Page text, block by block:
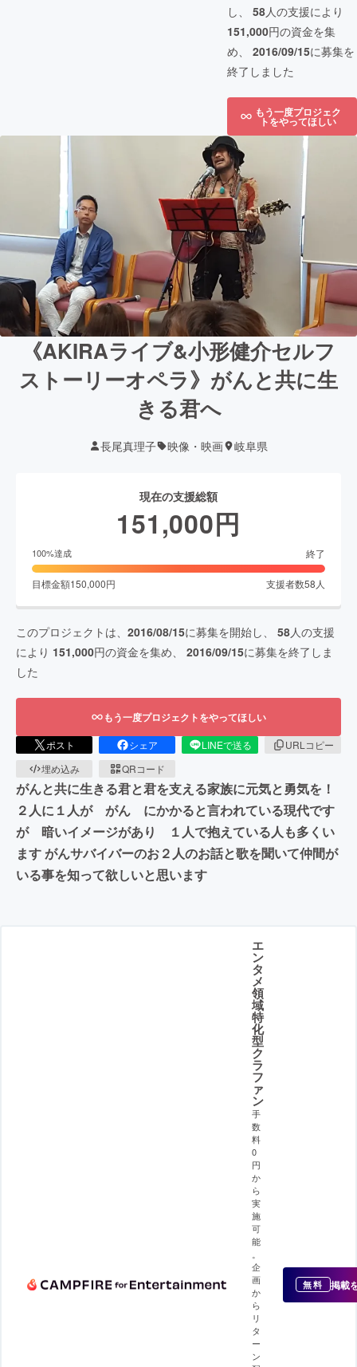
し、 58人の支援により
151,000円の資金を集
め、 2016/09/15に募集を
終了しました
もう一度プロジェク
トをやってほしい
《AKIRAライブ&小形健介セルフ
ストーリーオペラ》がんと共に生
きる君へ
長尾真理子 映像・映画 岐阜県
現在の支援総額
151,000円
100%達成 終了
目標金額150,000円 支援者数58 人
このプロジェクトは、 2016/08/15に募集を開始し、 58人の支援
により 151,000円の資金を集め、 2016/09/15に募集を終了しま
した
もう一度プロジェクトをやってほしい
ポスト シェア LINEで送る
URLコピー
埋め込み
QRコード
がんと共に生きる君と君を支える家族に元気と勇気を！
２人に１人が がん にかかると言われている現代です
が 暗いイメージがあり １人で抱えている人も多くい
ます がんサバイバーのお２人のお話と歌を聞いて仲間が
いる事を知って欲しいと思います
エ
ン
タ
メ
領
域
特
化
型
ク
ラ
フ
ァ
ン
手
数
料
0
円
か
ら
実
施
可
能
企
画
か
ら
リ
タ
ー
ン
無料 掲載